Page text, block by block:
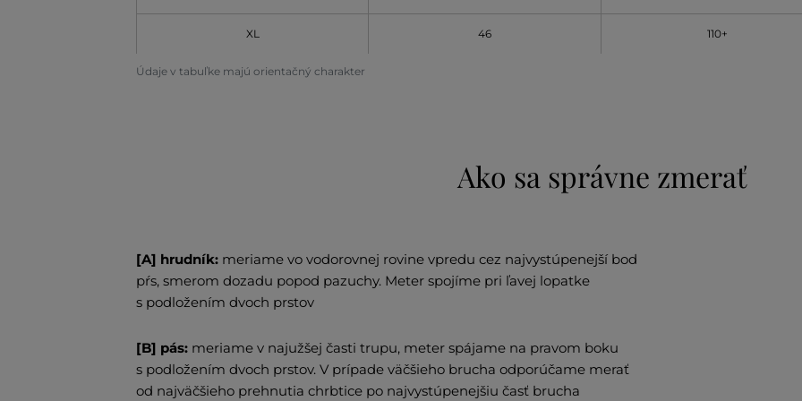
Údaje v tabuľke majú orientačný charakter
XL 46 110+
Ako sa správne zmerať
[A] hrudník: meriame vo vodorovnej rovine vpredu cez najvystúpenejší bod
pŕs, smerom dozadu popod pazuchy. Meter spojíme pri ľavej lopatke
s podložením dvoch prstov
[B] pás: meriame v najužšej časti trupu, meter spájame na pravom boku
s podložením dvoch prstov. V prípade väčšieho brucha odporúčame merať
od najväčšieho prehnutia chrbtice po najvystúpenejšiu časť brucha